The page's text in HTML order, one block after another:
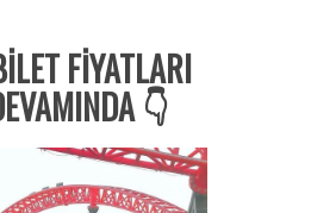
FİYATLARI
👇